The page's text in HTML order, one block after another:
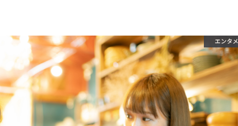
エンタメ